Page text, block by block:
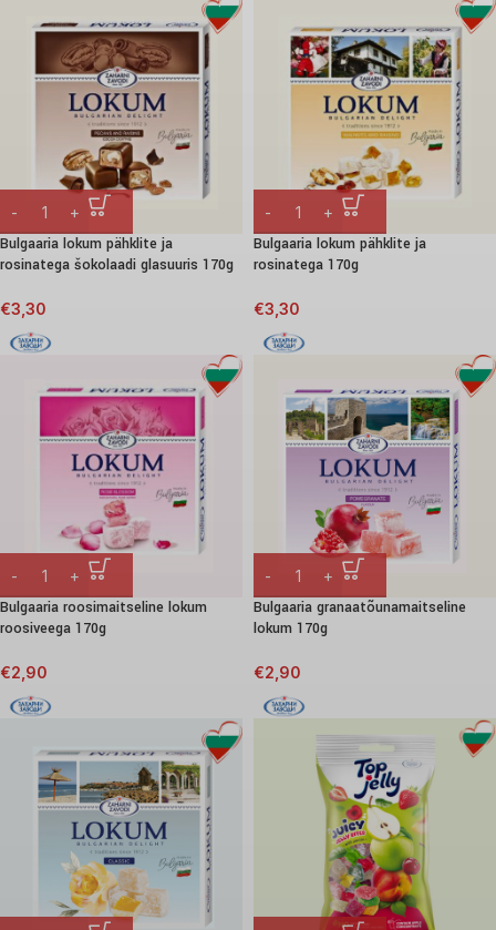
Bulgaaria lokum pähklite ja
rosinatega šokolaadi glasuuris 170g
€3,30
Bulgaaria lokum pähklite ja
rosinatega 170g
€3,30
Bulgaaria roosimaitseline lokum
roosiveega 170g
€2,90
Bulgaaria granaatõunamaitseline
lokum 170g
€2,90